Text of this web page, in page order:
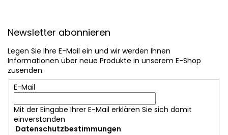
Newsletter abonnieren
Legen Sie Ihre E-Mail ein und wir werden Ihnen
Informationen über neue Produkte in unserem E-Shop
zusenden.
E-Mail
Mit der Eingabe Ihrer E-Mail erklären Sie sich damit
einverstanden
Datenschutzbestimmungen